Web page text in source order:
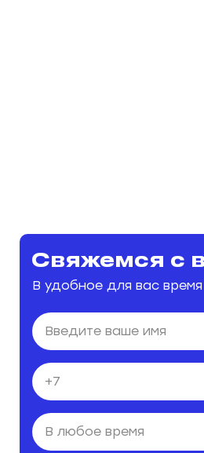
Свяжемся с
В удобное для вас время
В любое время